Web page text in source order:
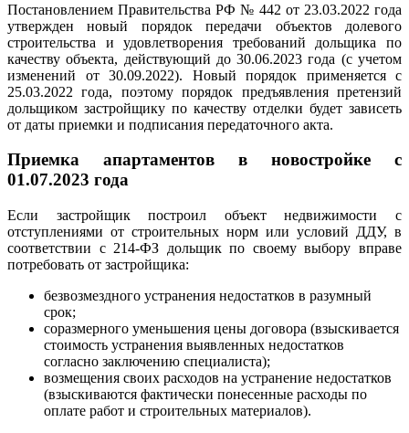
Постановлением Правительства РФ № 442 от 23.03.2022 года
утвержден новый порядок передачи объектов долевого
строительства и удовлетворения требований дольщика по
качеству объекта, действующий до 30.06.2023 года (с учетом
изменений от 30.09.2022). Новый порядок применяется с
25.03.2022 года, поэтому порядок предъявления претензий
дольщиком застройщику по качеству отделки будет зависеть
от даты приемки и подписания передаточного акта.
Приемка апартаментов в новостройке с
01.07.2023 года
Если застройщик построил объект недвижимости с
отступлениями от строительных норм или условий ДДУ, в
соответствии с 214-ФЗ дольщик по своему выбору вправе
потребовать от застройщика:
безвозмездного устранения недостатков в разумный
срок;
соразмерного уменьшения цены договора (взыскивается
стоимость устранения выявленных недостатков
согласно заключению специалиста);
возмещения своих расходов на устранение недостатков
(взыскиваются фактически понесенные расходы по
оплате работ и строительных материалов).